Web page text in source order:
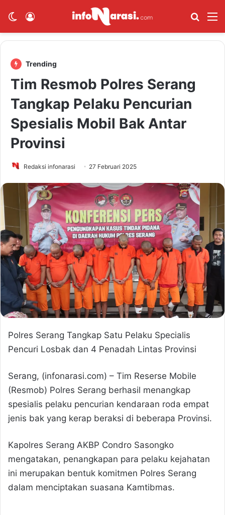
Switch skin Cari
Trending
Tim Resmob Polres Serang
Tangkap Pelaku Pencurian
Spesialis Mobil Bak Antar
Provinsi
Redaksi infonarasi 27 Februari 2025
Polres Serang Tangkap Satu Pelaku Specialis
Pencuri Losbak dan 4 Penadah Lintas Provinsi
Serang, (infonarasi.com) – Tim Reserse Mobile
(Resmob) Polres Serang berhasil menangkap
spesialis pelaku pencurian kendaraan roda empat
jenis bak yang kerap beraksi di beberapa Provinsi.
Kapolres Serang AKBP Condro Sasongko
mengatakan, penangkapan para pelaku kejahatan
ini merupakan bentuk komitmen Polres Serang
dalam menciptakan suasana Kamtibmas.